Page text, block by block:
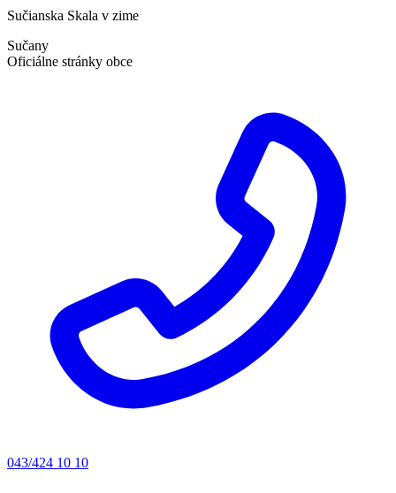
Sučianska Skala v zime
Sučany
Oficiálne stránky obce
043/424 10 10